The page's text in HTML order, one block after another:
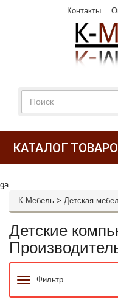
Контакты
КАТАЛОГ
ga
К-Мебель > Детская
Детские
Фильтр